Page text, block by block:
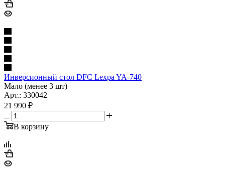
Инверсионный стол DFC Lexpa YA-740
Мало (менее 3 шт)
Арт.: 330042
21 990 ₽
В корзину